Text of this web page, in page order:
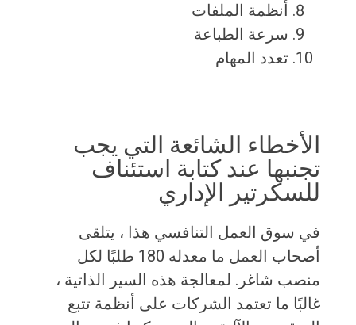
أنظمة الملفات
سرعة الطباعة
تعدد المهام
الأخطاء الشائعة التي يجب
تجنبها عند كتابة استئناف
للسكرتير الإداري
في سوق العمل التنافسي هذا ، يتلقى
أصحاب العمل ما معدله 180 طلبًا لكل
منصب شاغر. لمعالجة هذه السير الذاتية ،
غالبًا ما تعتمد الشركات على أنظمة تتبع